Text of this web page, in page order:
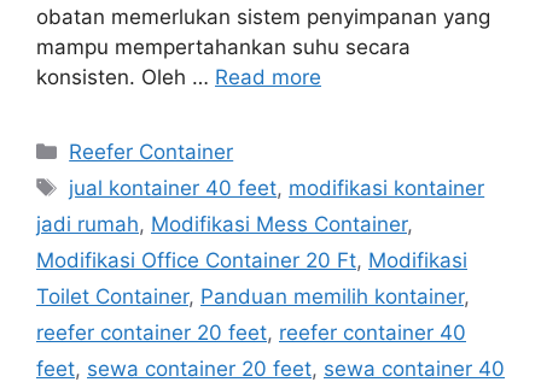
obatan memerlukan sistem penyimpanan yang
mampu mempertahankan suhu secara
konsisten. Oleh … Read more
Categories
Reefer Container
Tags
jual kontainer 40 feet, modifikasi kontainer
jadi rumah, Modifikasi Mess Container,
Modifikasi Office Container 20 Ft, Modifikasi
Toilet Container, Panduan memilih kontainer,
reefer container 20 feet, reefer container 40
feet, sewa container 20 feet, sewa container 40